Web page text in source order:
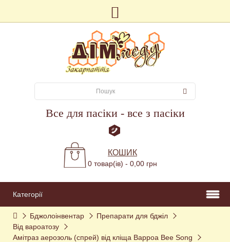
Все для пасіки - все з пасіки
КОШИК
0 товар(ів) - 0,00 грн
Категорії
Бджолоінвентар
Препарати для бджіл
Від вароатозу
Амітраз аерозоль (спрей) від кліща Варроа Bee Song